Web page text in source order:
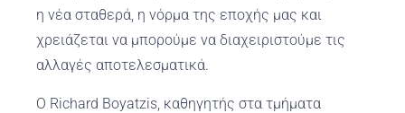
η νέα σταθερά, η νόρμα της εποχής μας και
χρειάζεται να μπορούμε να διαχειριστούμε τις
αλλαγές αποτελεσματικά.
Ο Richard Boyatzis, καθηγητής στα τμήματα